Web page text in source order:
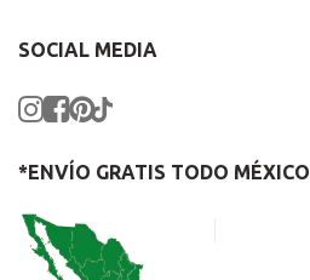
SOCIAL MEDIA
*ENVÍO GRATIS TODO MÉXICO